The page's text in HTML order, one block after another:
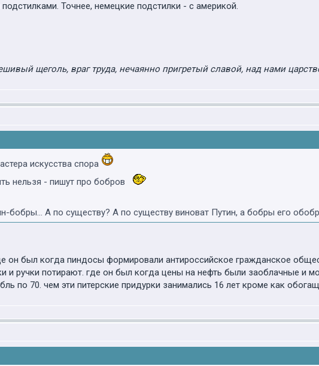
Точнее, немецкие подстилки - с америкой.
щеголь, враг труда, нечаянно пригретый славой, над нами
искусства спора
нельзя - пишут про бобров
бобры... А по существу? А по существу виноват Путин, а бобры его
он был когда пиндосы формировали антироссийское гражданское
и ручки потирают. где он был когда цены на нефть были заоблачные и
по 70. чем эти питерские придурки занимались 16 лет кроме как